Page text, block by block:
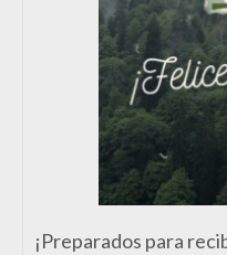
¡Preparados para